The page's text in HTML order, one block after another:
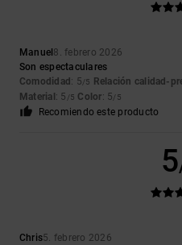
Manuel 8. febrero 2026
Son espectaculares
Comodidad : 5/5 Relación calidad-
Material : 5 /5 Color: 5/5
Recomiendo este producto
5
Chris5. febrero 2026